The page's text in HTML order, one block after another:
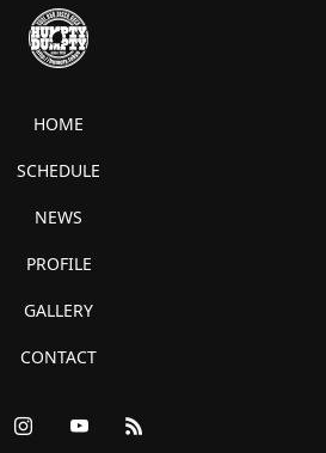
HOME
SCHEDULE
NEWS
PROFILE
GALLERY
CONTACT